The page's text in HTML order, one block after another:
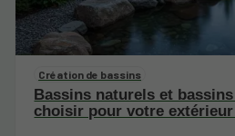
Création de bassins
Bassins naturels et
choisir pour votre